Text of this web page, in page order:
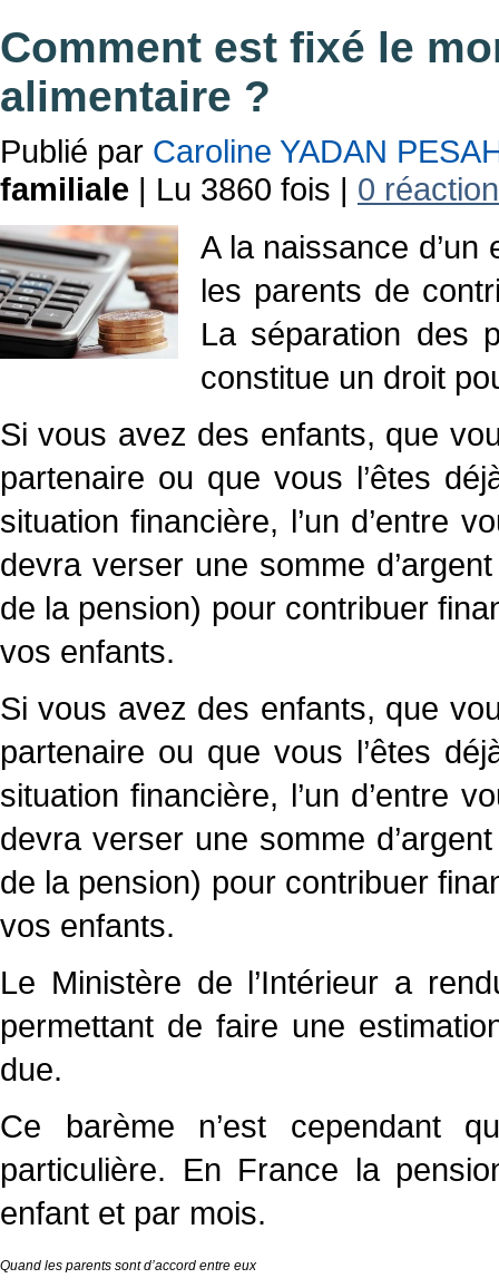
Comment est fixé le
alimentaire ?
Publié par Caroline YADAN
familiale | Lu 3860 fois | 0 réaction
A la naissance
les parents de
La séparation des
constitue un droit
Si vous avez des enfants, que
partenaire ou que vous l’êtes
situation financière, l’un d’entre
devra verser une somme
de la pension) pour contribuer
vos enfants.
Si vous avez des enfants, que
partenaire ou que vous l’êtes
situation financière, l’un d’entre
devra verser une somme
de la pension) pour contribuer
vos enfants.
Le Ministère de l’Intérieur a
permettant de faire une
due.
Ce barème n’est cependant
particulière. En France la
enfant et par mois.
Quand les parents sont d’accord entre eux